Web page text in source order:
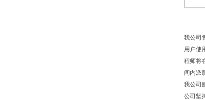
我公司
用户使
程师将
间内派
我公司
公司坚